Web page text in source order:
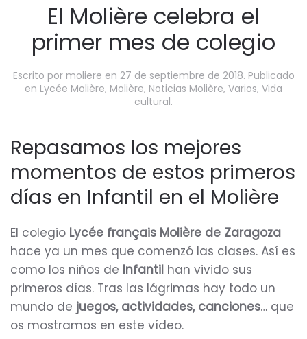
El Molière celebra el
primer mes de colegio
Escrito por moliere en 27 de septiembre de 2018. Publicado
en Lycée Molière, Molière, Noticias Molière, Varios, Vida
cultural.
Repasamos los mejores
momentos de estos primeros
días en Infantil en el Molière
El colegio Lycée français Molière de Zaragoza
hace ya un mes que comenzó las clases. Así es
como los niños de Infantil han vivido sus
primeros días. Tras las lágrimas hay todo un
mundo de juegos, actividades, canciones… que
os mostramos en este vídeo.